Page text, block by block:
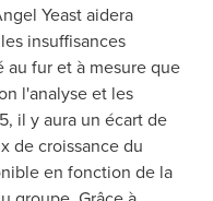
Yeast aidera
insuffisances
fur et à mesure que
l'analyse et les
il y aura un écart de
de croissance du
en fonction de la